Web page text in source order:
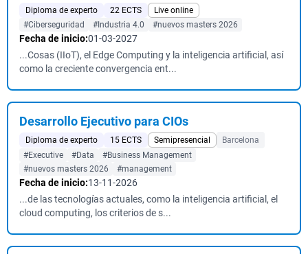
Diploma de experto 22 ECTS
Live online
#Ciberseguridad
#Industria 4.0 #nuevos masters 2026
Fecha de inicio:01-03-2027
...Cosas (IIoT), el Edge Computing y la inteligencia artificial, así
como la creciente convergencia ent...
Desarrollo Ejecutivo para CIOs
Diploma de experto 15 ECTS Semipresencial
Barcelona
#Executive
#Data
#Business Management
#nuevos masters 2026
#management
Fecha de inicio:13-11-2026
...de las tecnologías actuales, como la inteligencia artificial, el
cloud computing, los criterios de s...